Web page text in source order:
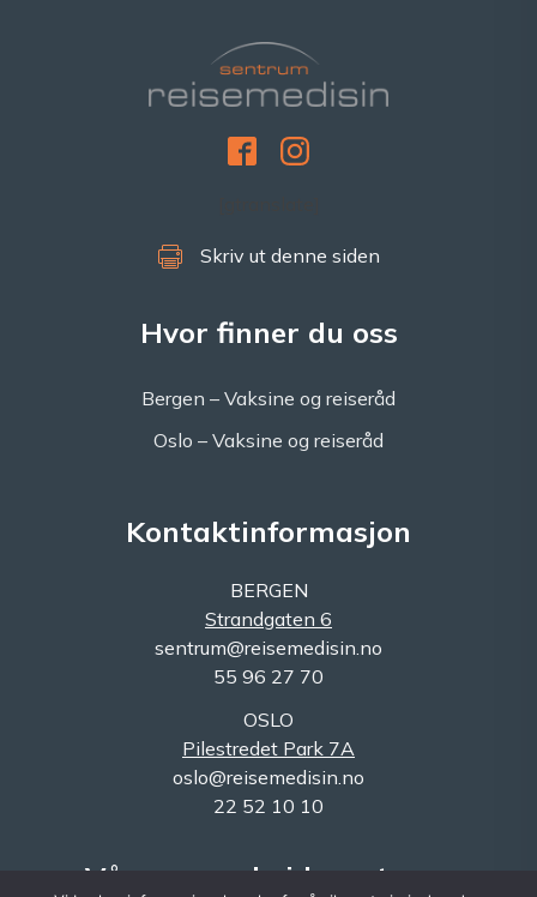
Skriv ut denne siden
Hvor finner du oss
Bergen – Vaksine og reiseråd
Oslo – Vaksine og reiseråd
Kontaktinformasjon
BERGEN
Strandgaten 6
sentrum@reisemedisin.no
55 96 27 70
OSLO
Pilestredet Park 7A
oslo@reisemedisin.no
22 52 10 10
Våre samarbeidspartnere